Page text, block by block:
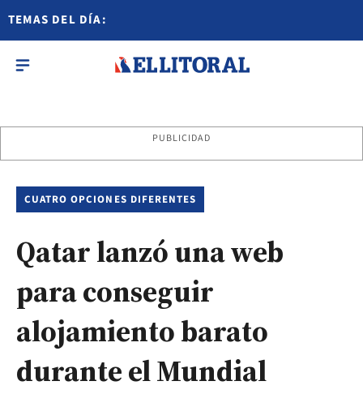
TEMAS DEL DÍA:
PUBLICIDAD
CUATRO OPCIONES DIFERENTES
Qatar lanzó una web
para conseguir
alojamiento barato
durante el Mundial